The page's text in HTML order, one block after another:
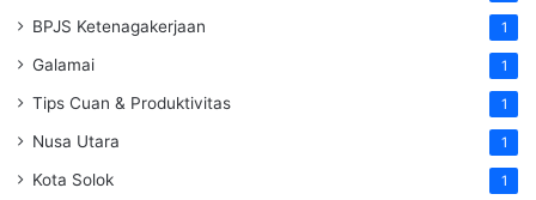
BPJS Ketenagakerjaan 1
Galamai 1
Tips Cuan & Produktivitas 1
Nusa Utara 1
Kota Solok 1